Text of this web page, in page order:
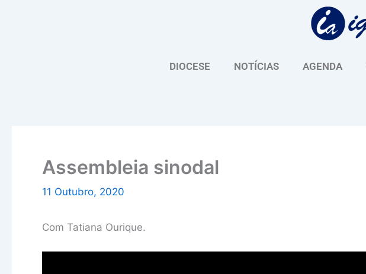
DIOCESE NOTÍCIAS AGENDA
Assembleia sinodal
11 Outubro, 2020
Com Tatiana Ourique.